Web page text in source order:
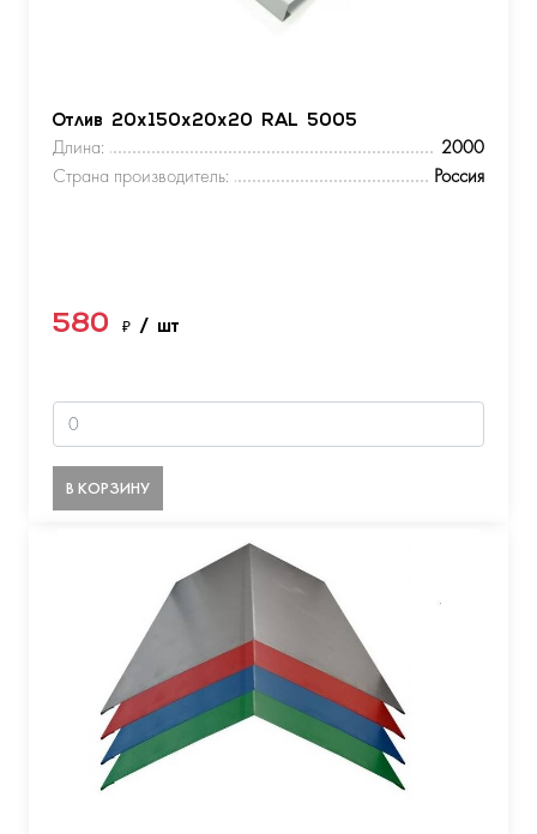
Отлив 20х150х20х20 RAL 5005
Длина:
2000
Страна производитель:
Россия
580 ₽ / шт
В КОРЗИНУ